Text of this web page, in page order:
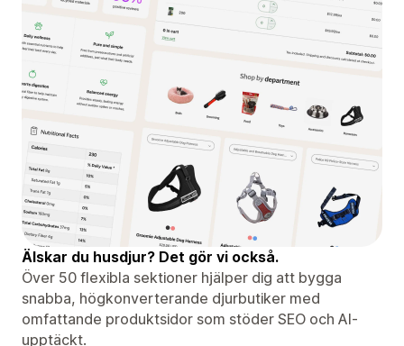
Älskar du husdjur? Det gör vi också.
Över 50 flexibla sektioner hjälper dig att bygga
snabba, högkonverterande djurbutiker med
omfattande produktsidor som stöder SEO och AI-
upptäckt.